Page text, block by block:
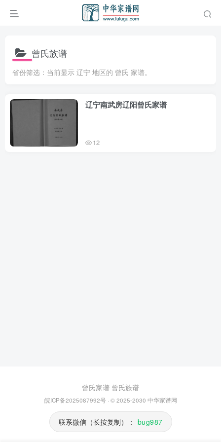
曾氏族谱
省份筛选：当前显示 辽宁 地区的 曾氏 家谱。
辽宁南武房辽阳曾氏家谱
12
曾氏家谱 曾氏族谱
皖ICP备2025087992号· © 2025-2030 中华家谱网
联系微信（长按复制）： bug987